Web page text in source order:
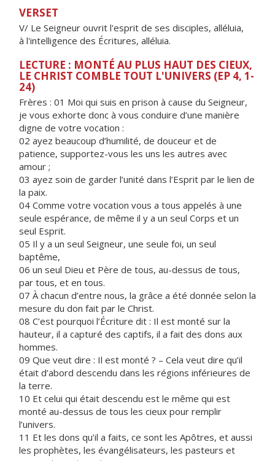
VERSET
V/ Le Seigneur ouvrit l'esprit de ses disciples, alléluia,
à l'intelligence des Écritures, alléluia.
LECTURE : MONTÉ AU PLUS HAUT DES CIEUX,
LE CHRIST COMBLE TOUT L'UNIVERS (EP 4, 1-
24)
Frères : 01 Moi qui suis en prison à cause du Seigneur,
je vous exhorte donc à vous conduire d’une manière
digne de votre vocation :
02 ayez beaucoup d’humilité, de douceur et de
patience, supportez-vous les uns les autres avec
amour ;
03 ayez soin de garder l’unité dans l’Esprit par le lien de
la paix.
04 Comme votre vocation vous a tous appelés à une
seule espérance, de même il y a un seul Corps et un
seul Esprit.
05 Il y a un seul Seigneur, une seule foi, un seul
baptême,
06 un seul Dieu et Père de tous, au-dessus de tous,
par tous, et en tous.
07 À chacun d’entre nous, la grâce a été donnée selon la
mesure du don fait par le Christ.
08 C’est pourquoi l’Écriture dit : Il est monté sur la
hauteur, il a capturé des captifs, il a fait des dons aux
hommes.
09 Que veut dire : Il est monté ? – Cela veut dire qu’il
était d’abord descendu dans les régions inférieures de
la terre.
10 Et celui qui était descendu est le même qui est
monté au-dessus de tous les cieux pour remplir
l’univers.
11 Et les dons qu’il a faits, ce sont les Apôtres, et aussi
les prophètes, les évangélisateurs, les pasteurs et